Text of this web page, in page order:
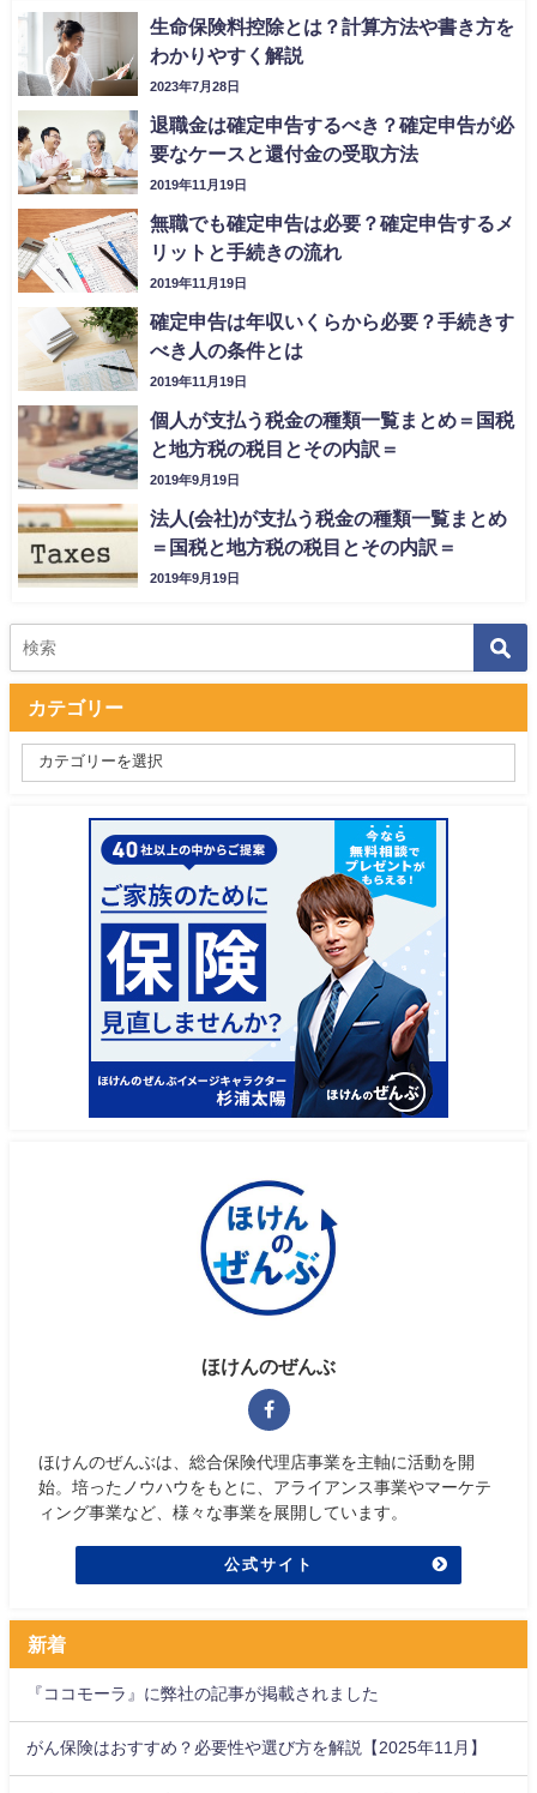
生命保険料控除とは？計算方法や書き方を
わかりやすく解説
2023年7月28日
退職金は確定申告するべき？確定申告が必
要なケースと還付金の受取方法
2019年11月19日
無職でも確定申告は必要？確定申告するメ
リットと手続きの流れ
2019年11月19日
確定申告は年収いくらから必要？手続きす
べき人の条件とは
2019年11月19日
個人が支払う税金の種類一覧まとめ＝国税
と地方税の税目とその内訳＝
2019年9月19日
法人(会社)が支払う税金の種類一覧まとめ
＝国税と地方税の税目とその内訳＝
2019年9月19日
カテゴリー
ほけんのぜんぶ
ほけんのぜんぶは、総合保険代理店事業を主軸に活動を開
始。培ったノウハウをもとに、アライアンス事業やマーケテ
ィング事業など、様々な事業を展開しています。
公式サイト
新着
『ココモーラ』に弊社の記事が掲載されました
がん保険はおすすめ？必要性や選び方を解説【2025年11月】